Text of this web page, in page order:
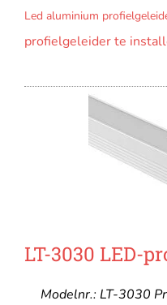
Led aluminium
profielgeleider te
LT-3030 LED-
Modelnr.: LT-3030